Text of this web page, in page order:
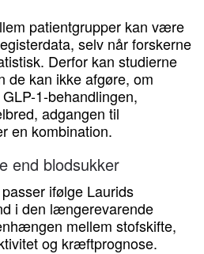
patientgrupper kan være
selv når forskerne
Derfor kan studierne
de kan ikke afgøre, om
1-behandlingen,
adgangen til
en kombination.
end blodsukker
ifølge Laurids
i den længerevarende
mellem stofskifte,
og kræftprognose.